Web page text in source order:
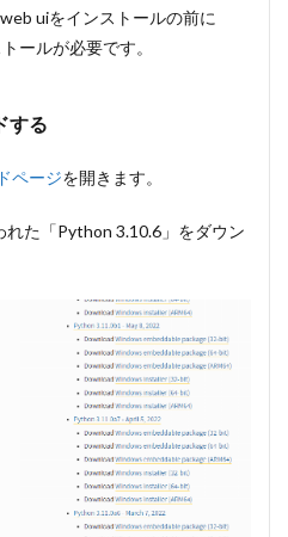
uiをインストールの前に
ールが必要です。
する
ページを開きます。
れた「Python 3.10.6」をダウン